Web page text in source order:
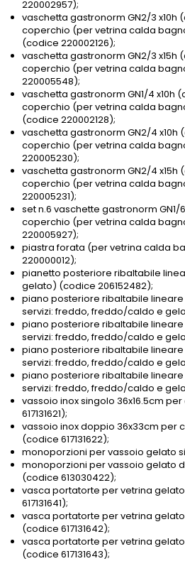
220002957);
vaschetta gastronorm GN2/3 x10h
coperchio (per vetrina calda
(codice 220002126);
vaschetta gastronorm GN2/3 x15h
coperchio (per vetrina calda
220005548);
vaschetta gastronorm GN1/4 x10h
coperchio (per vetrina calda
(codice 220002128);
vaschetta gastronorm GN2/4 x10h
coperchio (per vetrina calda
220005230);
vaschetta gastronorm GN2/4 x15h
coperchio (per vetrina calda
220005231);
set n.6 vaschette gastronorm GN1/6
coperchio (per vetrina calda
220005927);
piastra forata (per vetrina calda
220000012);
pianetto posteriore ribaltabile
gelato) (codice 206152482);
piano posteriore ribaltabile lineare
servizi: freddo, freddo/caldo e
piano posteriore ribaltabile lineare
servizi: freddo, freddo/caldo e
piano posteriore ribaltabile lineare
servizi: freddo, freddo/caldo e
piano posteriore ribaltabile
servizi: freddo, freddo/caldo e
vassoio inox singolo 36x16.5cm
617131621);
vassoio inox doppio 36x33cm per
(codice 617131622);
monoporzioni per vassoio gelato
monoporzioni per vassoio gelato
(codice 613030422);
vasca portatorte per vetrina
617131641);
vasca portatorte per vetrina
(codice 617131642);
vasca portatorte per vetrina
(codice 617131643);